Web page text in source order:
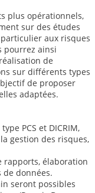
plus opérationnels,
sur des études
aux risques
pourrez ainsi
de
sur différents types
de proposer
adaptées.
PCS et DICRIM,
gestion des risques,
rapports, élaboration
données.
seront possibles